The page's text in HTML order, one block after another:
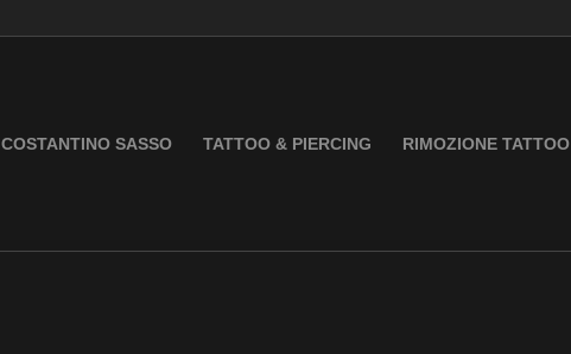
COSTANTINO SASSO TATTOO & PIERCING RIMOZIONE TATTOO